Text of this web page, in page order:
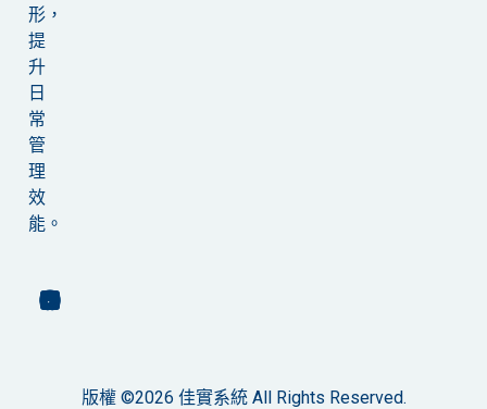
形，
提
升
日
常
管
理
效
能。
版權 ©2026 佳實系統 All Rights Reserved.